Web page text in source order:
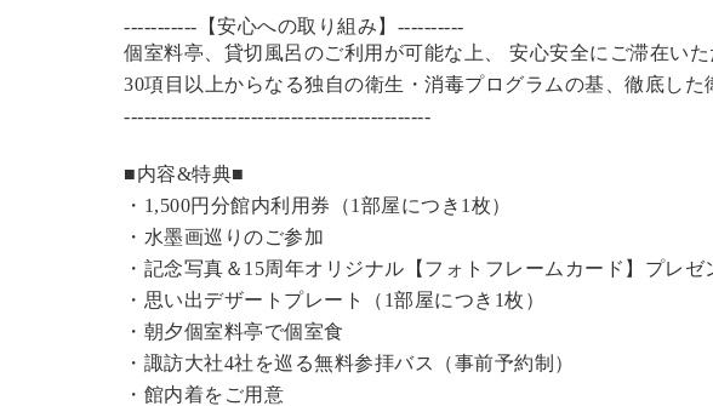
-----------【安心への取り組み】----------
個室料亭、貸切風呂のご利用が可能な上、 安心安全にご滞在いた
30項目以上からなる独自の衛生・消毒プログラムの基、徹底した
----------------------------------------------
■内容&特典■
・1,500円分館内利用券（1部屋につき1枚）
・水墨画巡りのご参加
・記念写真＆15周年オリジナル【フォトフレームカード】プレゼ
・思い出デザートプレート（1部屋につき1枚）
・朝夕個室料亭で個室食
・諏訪大社4社を巡る無料参拝バス（事前予約制）
・館内着をご用意